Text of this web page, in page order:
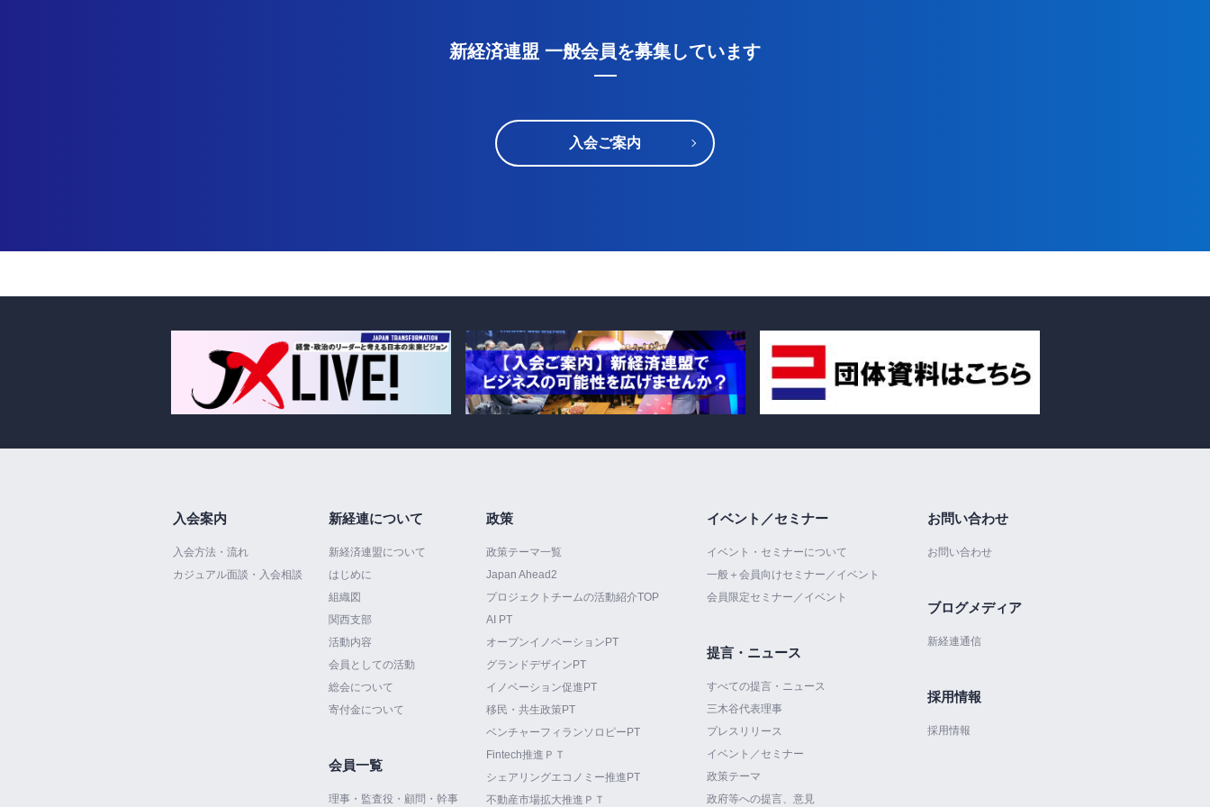
新経済連盟 一般会員を募集しています
入会ご案内
入会案内
入会方法・流れ
カジュアル面談・入会相談
新経連について
新経済連盟について
はじめに
組織図
関西支部
活動内容
会員としての活動
総会について
寄付金について
会員一覧
理事・監査役・顧問・幹事
政策
政策テーマ一覧
Japan Ahead2
プロジェクトチームの活動紹介TOP
AI PT
オープンイノベーションPT
グランドデザインPT
イノベーション促進PT
移民・共生政策PT
ベンチャーフィランソロピーPT
Fintech推進ＰＴ
シェアリングエコノミー推進PT
不動産市場拡大推進ＰＴ
イベント／セミナー
イベント・セミナーについて
一般＋会員向けセミナー／イベント
会員限定セミナー／イベント
提言・ニュース
すべての提言・ニュース
三木谷代表理事
プレスリリース
イベント／セミナー
政策テーマ
政府等への提言、意見
お問い合わせ
お問い合わせ
ブログメディア
新経連通信
採用情報
採用情報